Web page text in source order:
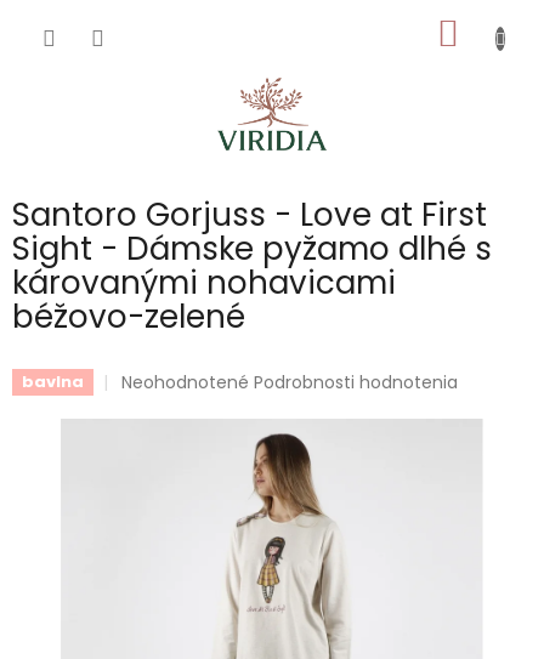
KOŠÍK
Santoro Gorjuss - Love at First
Sight - Dámske pyžamo dlhé s
károvanými nohavicami
béžovo-zelené
bavlna
Priemerné
produktu
Neohodnotené Podrobnosti hodnotenia